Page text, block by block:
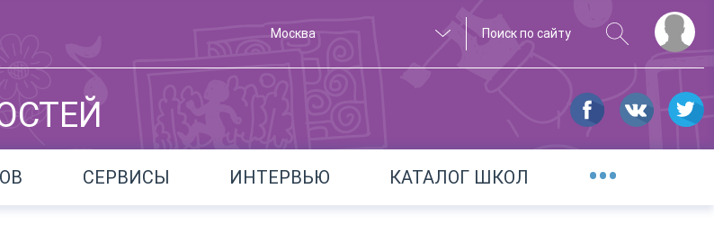
Москва
СЕРВИСЫ ИНТЕРВЬЮ КАТАЛОГ ШКОЛ •••